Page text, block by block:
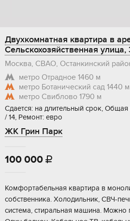
Двухкомнатная квартира в
Сельскохозяйственная улица,
Москва, СВАО, Останкинский
метро Отрадное 1460 м
метро Ботанический сад 1440 м
метро Свиблово 1790 м
Сдается: на длительный срок,
/ 14, Ремонт: евро
ЖК Грин Парк
100 000 
Комфортабельная квартира в
собственника. Холодильник, СВЧ-
система, стиральная машина. Можно